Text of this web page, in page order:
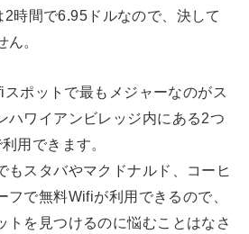
時間で6.95ドルなので、決して
。
ポットで最もメジャーなのがス
ハワイアンビレッジ内にある2つ
用できます。
もスタバやマクドナルド、コーヒ
フで無料Wifiが利用できるので、
トを見つけるのに悩むことはなさ